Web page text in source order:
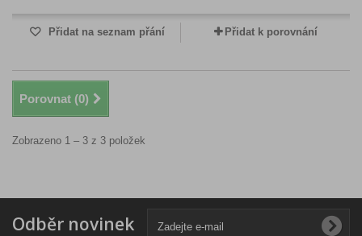
Přidat na seznam přání Přidat k porovnání
Porovnat (0)
Zobrazeno 1 – 3 z 3 položek
Odběr novinek